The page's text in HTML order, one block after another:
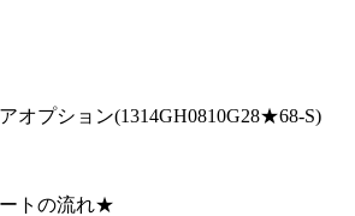
オプション(1314GH0810G28★68-S)
トの流れ★